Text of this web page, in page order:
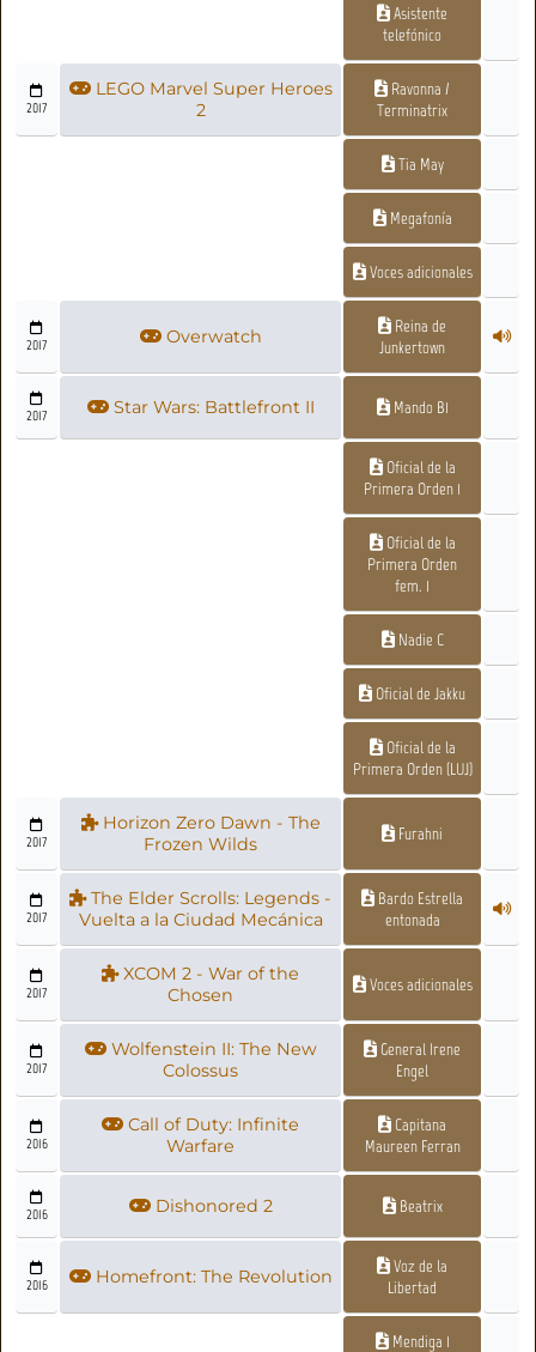
Asistente
telefónico
2017
LEGO Marvel Super Heroes
2
Ravonna /
Terminatrix
Tia May
Megafonía
Voces adicionales
2017 Overwatch
Reina de
Junkertown
2017 Star Wars: Battlefront II Mando B1
Oficial de la
Primera Orden 1
Oficial de la
Primera Orden
fem. 1
Nadie C
Oficial de Jakku
Oficial de la
Primera Orden (LUJ)
2017
Horizon Zero Dawn - The
Frozen Wilds
Furahni
2017
The Elder Scrolls: Legends -
Vuelta a la Ciudad Mecánica
Bardo Estrella
entonada
2017
XCOM 2 - War of the
Chosen
Voces adicionales
2017
Wolfenstein II: The New
Colossus
General Irene
Engel
2016
Call of Duty: Infinite
Warfare
Capitana
Maureen Ferran
2016 Dishonored 2 Beatrix
2016 Homefront: The Revolution
Voz de la
Libertad
Mendiga 1